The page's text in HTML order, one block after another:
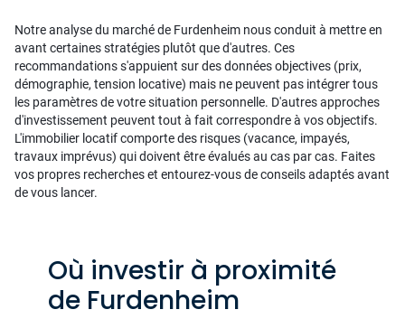
Notre analyse du marché de Furdenheim nous conduit à mettre en
avant certaines stratégies plutôt que d'autres. Ces
recommandations s'appuient sur des données objectives (prix,
démographie, tension locative) mais ne peuvent pas intégrer tous
les paramètres de votre situation personnelle. D'autres approches
d'investissement peuvent tout à fait correspondre à vos objectifs.
L'immobilier locatif comporte des risques (vacance, impayés,
travaux imprévus) qui doivent être évalués au cas par cas. Faites
vos propres recherches et entourez-vous de conseils adaptés avant
de vous lancer.
Où investir à proximité
de Furdenheim